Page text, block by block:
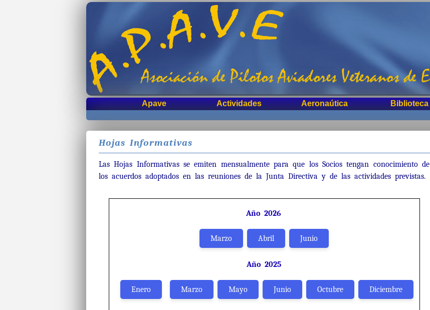
Apave Actividades Aeronaútica Biblioteca
Hojas Informativas
Las Hojas Informativas se emiten mensualmente para que los Socios tengan conocimiento de
los acuerdos adoptados en las reuniones de la Junta Directiva y de las actividades previstas.
Año 2026
Marzo Abril Junio
Año 2025
Enero Marzo Mayo Junio Octubre Diciembre